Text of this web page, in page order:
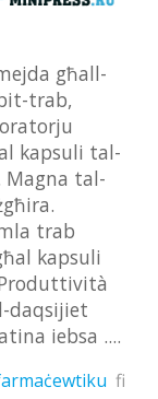
għall-
trab,
kapsuli tal-
Magna tal-
trab
kapsuli
daqsijiet
iebsa ....
fi